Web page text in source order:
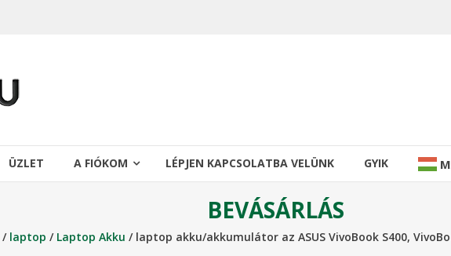
ÜZLET A FIÓKOM LÉPJEN KAPCSOLATBA VELÜNK GYIK
BEVÁSÁRLÁS
/ laptop / Laptop Akku / laptop akku/akkumulátor az ASUS VivoBook S400,